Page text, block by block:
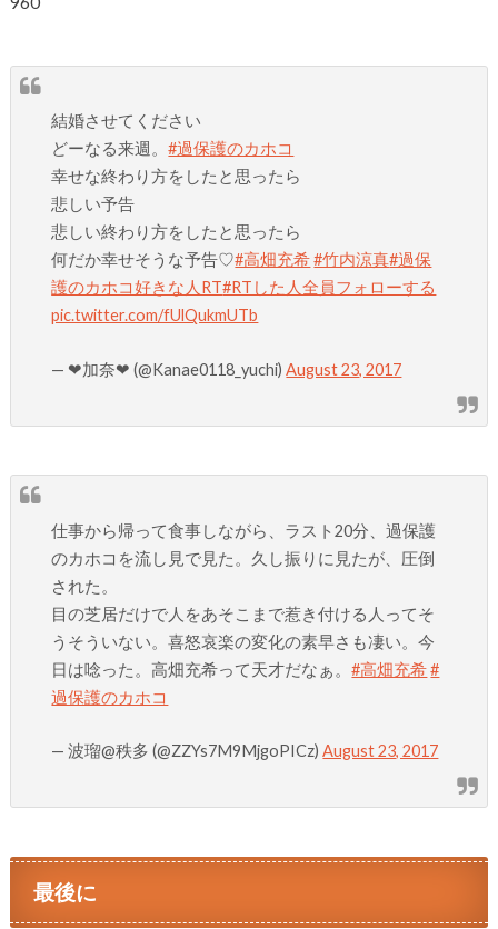
結婚させてください
どーなる来週。#過保護のカホコ
幸せな終わり方をしたと思ったら
悲しい予告
悲しい終わり方をしたと思ったら
何だか幸せそうな予告♡#高畑充希 #竹内涼真#過保
護のカホコ好きな人RT#RTした人全員フォローする
pic.twitter.com/fUlQukmUTb
— ❤︎加奈❤︎ (@Kanae0118_yuchi)August 23, 2017
仕事から帰って食事しながら、ラスト20分、過保護
のカホコを流し見で見た。久し振りに見たが、圧倒
された。
目の芝居だけで人をあそこまで惹き付ける人ってそ
うそういない。喜怒哀楽の変化の素早さも凄い。今
日は唸った。高畑充希って天才だなぁ。#高畑充希 #
過保護のカホコ
— 波瑠@秩多 (@ZZYs7M9MjgoPICz)August 23, 2017
最後に